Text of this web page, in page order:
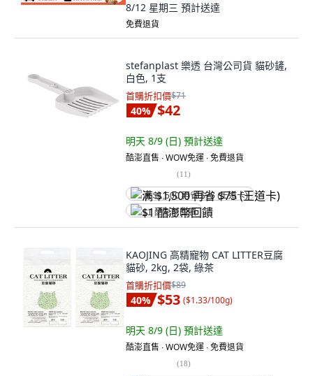
8/12 星期三 預計送達
免費退貨
stefanplast 樂透 台灣公司貨 貓砂鏟,
白色, 1支
首購折扣價$71
40% $42
明天 8/9 (日) 預計送達
酷澎直售 ∙ WOW免運 ∙ 免費退貨
(11)
满 $1,500 再省 $75 (王道卡)
$1 酷澎幣回饋
KAOJING 高精寵物 CAT LITTER豆腐
貓砂, 2kg, 2袋, 綠茶
首購折扣價$89
40% $53 ($1.33/100g)
明天 8/9 (日) 預計送達
酷澎直售 ∙ WOW免運 ∙ 免費退貨
(18)